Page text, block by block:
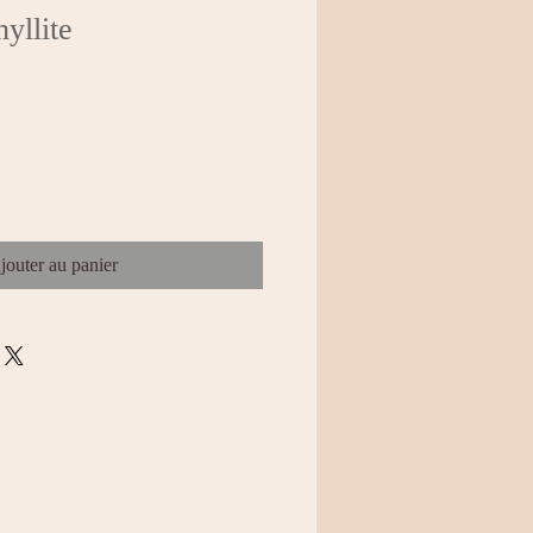
au panier